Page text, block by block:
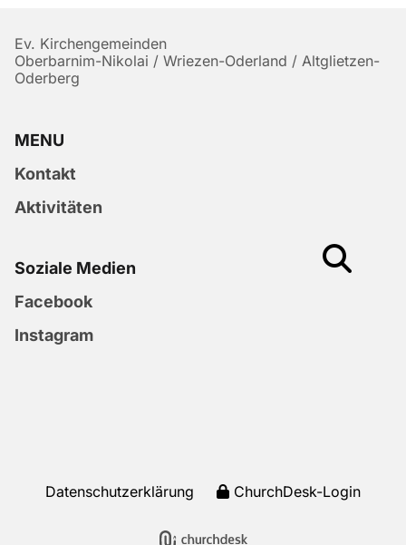
Ev. Kirchengemeinden
Oberbarnim-Nikolai / Wriezen-Oderland / Altglietzen-
Oderberg
MENU
Kontakt
Aktivitäten
Soziale Medien
Facebook
Instagram
Datenschutzerklärung ChurchDesk-Login